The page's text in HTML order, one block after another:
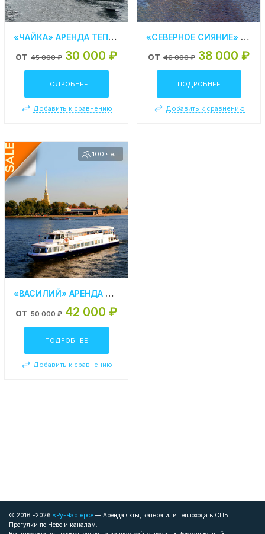
«ЧАЙКА» АРЕНДА ТЕПЛОХОДА В СПБ
от 45 000 ₽ 30 000 ₽
ПОДРОБНЕЕ
Добавить к сравнению
«СЕВЕРНОЕ СИЯНИЕ» АРЕНДА ТЕПЛОХОДА В СПБ
от 46 000 ₽ 38 000 ₽
ПОДРОБНЕЕ
Добавить к сравнению
100 чел.
«ВАСИЛИЙ» АРЕНДА ТЕПЛОХОДА В СПБ
от 50 000 ₽ 42 000 ₽
ПОДРОБНЕЕ
Добавить к сравнению
© 2016 -2026 «Ру-Чартерс» — Аренда яхты, катера или теплохода в СПБ.
Прогулки по Неве и каналам.